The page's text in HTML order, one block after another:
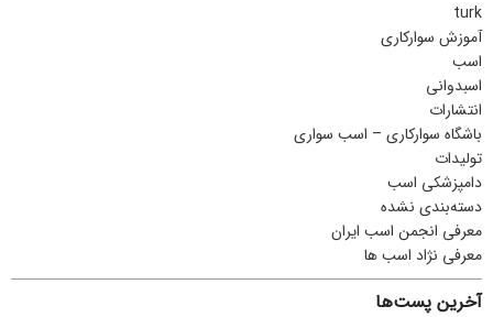
turk
آموزش سوارکاری
اسب
اسبدوانی
انتشارات
باشگاه سوارکاری – اسب سواری
تولیدات
دامپزشکی اسب
دسته‌بندی نشده
معرفی انجمن اسب ایران
معرفی نژاد اسب ها
آخرین پست‌ها